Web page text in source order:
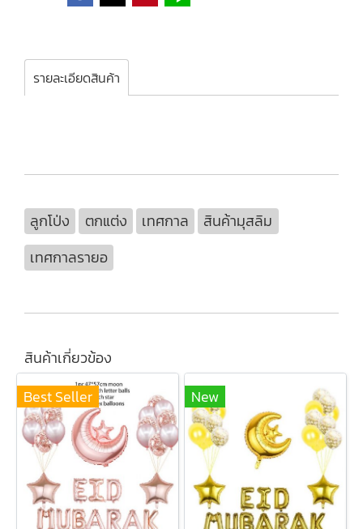
รายละเอียดสินค้า
ลูกโป่ง ตกแต่ง เทศกาล
สินค้ามุสลิม
เทศกาลรายอ
สินค้าเกี่ยวข้อง
Best Seller
New